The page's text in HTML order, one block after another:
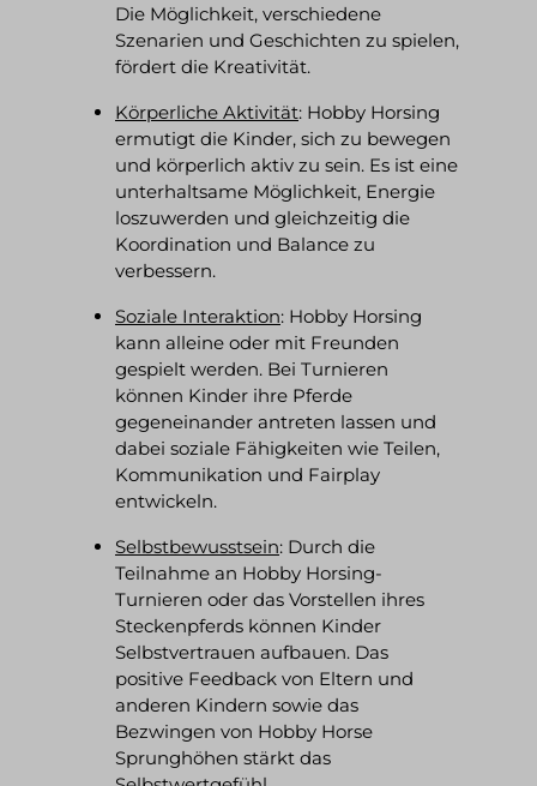
Die Möglichkeit, verschiedene
Szenarien und Geschichten zu spielen,
fördert die Kreativität.
Körperliche Aktivität: Hobby Horsing
ermutigt die Kinder, sich zu bewegen
und körperlich aktiv zu sein. Es ist eine
unterhaltsame Möglichkeit, Energie
loszuwerden und gleichzeitig die
Koordination und Balance zu
verbessern.
Soziale Interaktion: Hobby Horsing
kann alleine oder mit Freunden
gespielt werden. Bei Turnieren
können Kinder ihre Pferde
gegeneinander antreten lassen und
dabei soziale Fähigkeiten wie Teilen,
Kommunikation und Fairplay
entwickeln.
Selbstbewusstsein: Durch die
Teilnahme an Hobby Horsing-
Turnieren oder das Vorstellen ihres
Steckenpferds können Kinder
Selbstvertrauen aufbauen. Das
positive Feedback von Eltern und
anderen Kindern sowie das
Bezwingen von Hobby Horse
Sprunghöhen stärkt das